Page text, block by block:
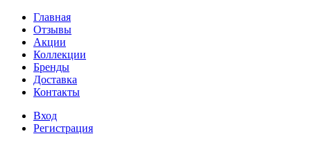
Главная
Отзывы
Акции
Коллекции
Бренды
Доставка
Контакты
Вход
Регистрация